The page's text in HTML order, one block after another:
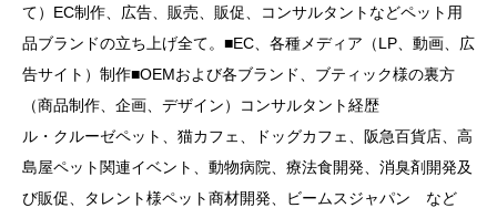
て）EC制作、広告、販売、販促、コンサルタントなどペット用
品ブランドの立ち上げ全て。■EC、各種メディア（LP、動画、広
告サイト）制作■OEMおよび各ブランド、ブティック様の裏方
（商品制作、企画、デザイン）コンサルタント経歴
ル・クルーゼペット、猫カフェ、ドッグカフェ、阪急百貨店、高
島屋ペット関連イベント、動物病院、療法食開発、消臭剤開発及
び販促、タレント様ペット商材開発、ビームスジャパン など